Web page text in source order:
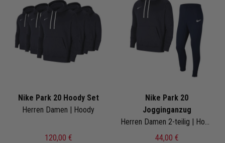
Nike Park 20 Hoody Set
Herren Damen | Hoody
120,00 €
Nike Park 20
Jogginganzug
44,00 €